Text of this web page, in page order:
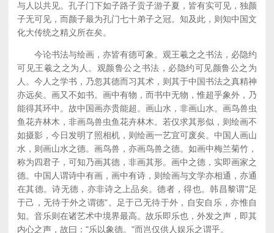
与人以共见。孔子门下如子路子贡子游子夏，皆有实可见，独颜
子无可见，而颜子最为孔门七十弟子之冠。知及此，则知中国文
化大传统之精义所在矣。
今论书法与绘画，亦皆有德可象。观王羲之之书法，必隐约
可见王羲之之为人。观颜鲁公之书法，必隐约可见颜鲁公之为
人。今人之学书，乃忽其德而习其术，则其于中国书法之真精神
亦远矣。画又不如书。画中有物，而书中无物，惟超乎象外，乃
能得其环中。故中国画亦贵能超。画山水，非画山水。画鸟兽虫
鱼花卉林木，非画鸟兽虫鱼花卉林木。若仅求其形似，则绘画不
如摄影，今日发明了照相机，则绘画一艺宜可废矣。中国人画山
水，则画山水之德。画鸟兽，亦画鸟兽之德。如画中梅兰菊竹，
称为四君子，可知乃画其德，非画其形。画中之德，实即画家之
德。中国人谓诗中有画，画中有诗，则绘画与文学亦相通，亦通
在其德。诗无德，亦非诗之上品矣。德者，得也。韩昌黎谓"足
于己，无待于外之谓德"。足于己无待于外，自安自乐，亦惟自
知。音乐则在诸艺术中境界最高。故乐即乐也，外发之声，即其
内心之声，故曰："乐以象德。"而岂仅供人娱乐之谓乎。